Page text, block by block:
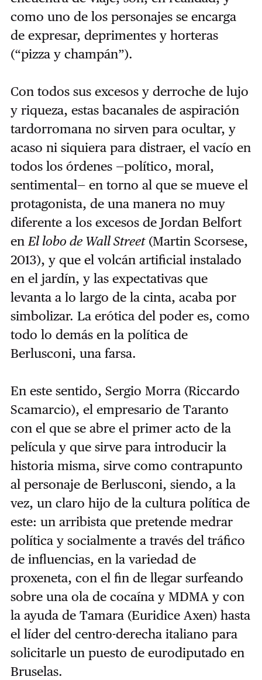
como uno de los personajes se encarga
de expresar, deprimentes y horteras
(“pizza y champán”).
Con todos sus excesos y derroche de lujo
y riqueza, estas bacanales de aspiración
tardorromana no sirven para ocultar, y
acaso ni siquiera para distraer, el vacío en
todos los órdenes —político, moral,
sentimental— en torno al que se mueve el
protagonista, de una manera no muy
diferente a los excesos de Jordan Belfort
enEl lobo de Wall Street(Martin Scorsese,
2013), y que el volcán artificial instalado
en el jardín, y las expectativas que
levanta a lo largo de la cinta, acaba por
simbolizar. La erótica del poder es, como
todo lo demás en la política de
Berlusconi, una farsa.
En este sentido, Sergio Morra (Riccardo
Scamarcio), el empresario de Taranto
con el que se abre el primer acto de la
película y que sirve para introducir la
historia misma, sirve como contrapunto
al personaje de Berlusconi, siendo, a la
vez, un claro hijo de la cultura política de
este: un arribista que pretende medrar
política y socialmente a través del tráfico
de influencias, en la variedad de
proxeneta, con el fin de llegar surfeando
sobre una ola de cocaína y MDMA y con
la ayuda de Tamara (Euridice Axen) hasta
el líder del centro-derecha italiano para
solicitarle un puesto de eurodiputado en
Bruselas.